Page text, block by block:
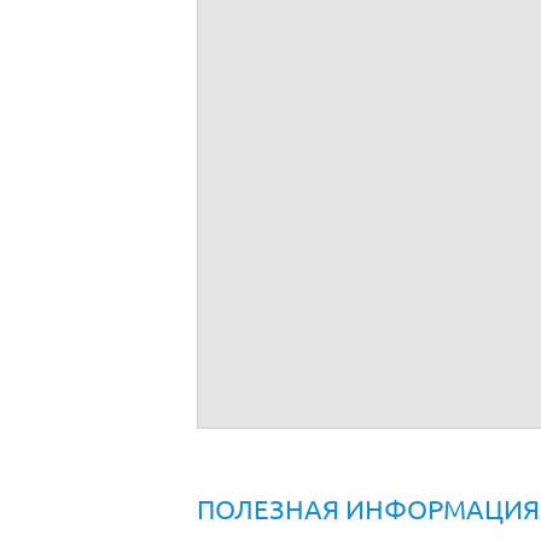
ПОЛЕЗНАЯ ИНФОРМАЦИЯ